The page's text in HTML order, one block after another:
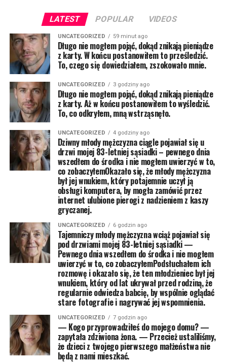
LATEST POPULAR VIDEOS
UNCATEGORIZED 59 minut ago
Długo nie mogłem pojąć, dokąd znikają pieniądze
z karty. W końcu postanowiłem to prześledzić.
To, czego się dowiedziałem, zszokowało mnie.
UNCATEGORIZED 3 godziny ago
Długo nie mogłem pojąć, dokąd znikają pieniądze
z karty. Aż w końcu postanowiłem to wyśledzić.
To, co odkryłem, mną wstrząsnęło.
UNCATEGORIZED 4 godziny ago
Dziwny młody mężczyzna ciągle pojawiał się u
drzwi mojej 83-letniej sąsiadki – pewnego dnia
wszedłem do środka i nie mogłem uwierzyć w to,
co zobaczyłemOkazało się, że młody mężczyzna
był jej wnukiem, który potajemnie uczył ją
obsługi komputera, by mogła zamówić przez
internet ulubione pierogi z nadzieniem z kaszy
gryczanej.
UNCATEGORIZED 6 godzin ago
Tajemniczy młody mężczyzna wciąż pojawiał się
pod drzwiami mojej 83-letniej sąsiadki —
Pewnego dnia wszedłem do środka i nie mogłem
uwierzyć w to, co zobaczyłemPodsłuchałem ich
rozmowę i okazało się, że ten młodzieniec był jej
wnukiem, który od lat ukrywał przed rodziną, że
regularnie odwiedza babcię, by wspólnie oglądać
stare fotografie i nagrywać jej wspomnienia.
UNCATEGORIZED 7 godzin ago
— Kogo przyprowadziłeś do mojego domu? —
zapytała zdziwiona żona. — Przecież ustaliliśmy,
że dzieci z twojego pierwszego małżeństwa nie
będą z nami mieszkać.